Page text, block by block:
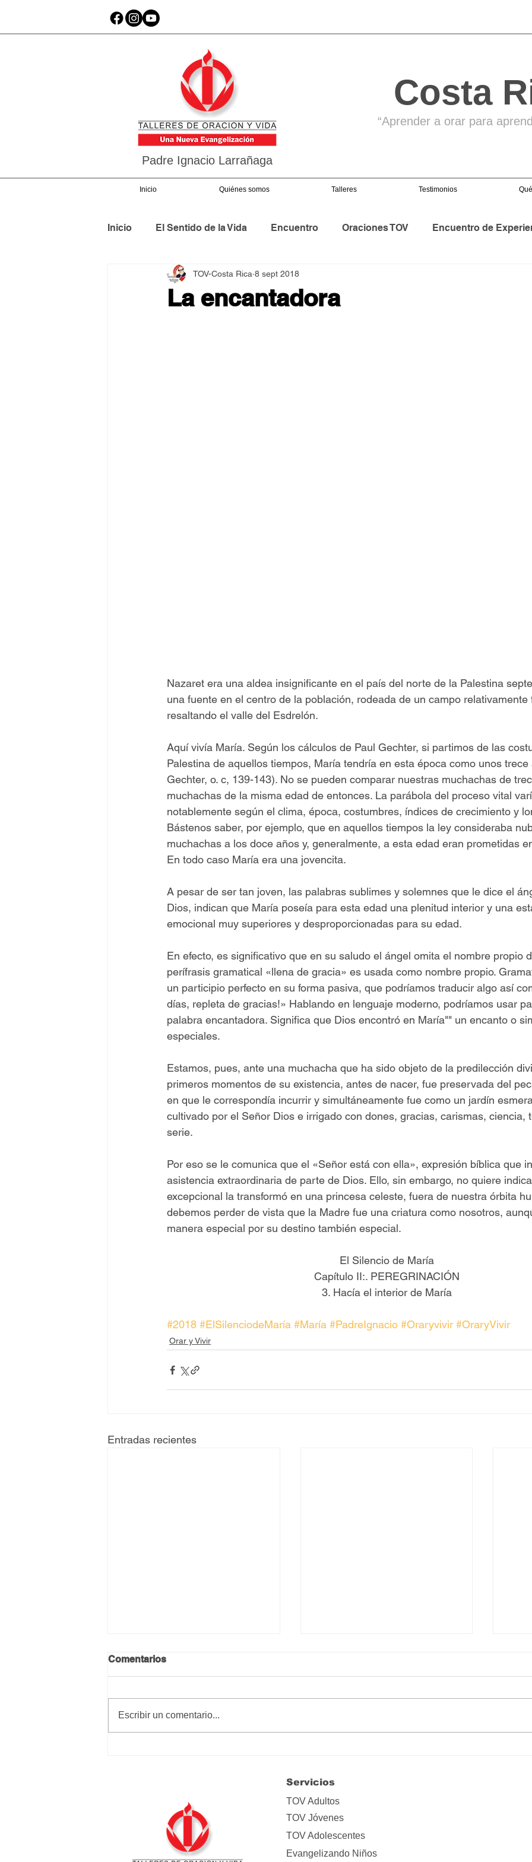
Padre Ignacio Larrañaga
Costa
“Aprender a orar para
Inicio Quiénes somos Talleres Testimonios
Inicio El Sentido de la Vida Encuentro Oraciones TOV Encuentro de
Asamblea Internacional 2018 Asamblea Nacional
La encantadora
TOV-Costa Rica 8 sept 2018
Nazaret era una aldea insignificante en el país del norte de la Palestina
una fuente en el centro de la población, rodeada de un campo relativamente
resaltando el valle del Esdrelón.
Aquí vivía María. Según los cálculos de Paul Gechter, si partimos de las
Palestina de aquellos tiempos, María tendría en esta época como unos trece
Gechter, o. c, 139-143). No se pueden comparar nuestras muchachas de
muchachas de la misma edad de entonces. La parábola del proceso vital
notablemente según el clima, época, costumbres, índices de crecimiento y
Bástenos saber, por ejemplo, que en aquellos tiempos la ley consideraba
muchachas a los doce años y, generalmente, a esta edad eran prometidas
En todo caso María era una jovencita.
A pesar de ser tan joven, las palabras sublimes y solemnes que le dice el
Dios, indican que María poseía para esta edad una plenitud interior y una
emocional muy superiores y desproporcionadas para su edad.
En efecto, es significativo que en su saludo el ángel omita el nombre propio
perífrasis gramatical «llena de gracia» es usada como nombre propio.
un participio perfecto en su forma pasiva, que podríamos traducir algo así
días, repleta de gracias!» Hablando en lenguaje moderno, podríamos usar
palabra encantadora. Significa que Dios encontró en María"" un encanto o
especiales.
Estamos, pues, ante una muchacha que ha sido objeto de la predilección
primeros momentos de su existencia, antes de nacer, fue preservada del
en que le correspondía incurrir y simultáneamente fue como un jardín
cultivado por el Señor Dios e irrigado con dones, gracias, carismas, ciencia,
serie.
Por eso se le comunica que el «Señor está con ella», expresión bíblica que
asistencia extraordinaria de parte de Dios. Ello, sin embargo, no quiere
excepcional la transformó en una princesa celeste, fuera de nuestra órbita
debemos perder de vista que la Madre fue una criatura como nosotros,
manera especial por su destino también especial.
El Silencio de María
Capítulo II:. PEREGRINACIÓN
3. Hacía el interior de María
#2018 #ElSilenciodeMaría #María #PadreIgnacio #Oraryvivir #OraryVivir
Orar y Vivir
Entradas recientes
Resucitó el Señor
Comentarios
Escribir un comentario...
Servicios
TOV Adultos
TOV Jóvenes
TOV Adolescentes
Evangelizando Niños